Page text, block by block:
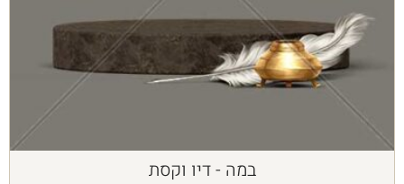
במה - דיו וקסת